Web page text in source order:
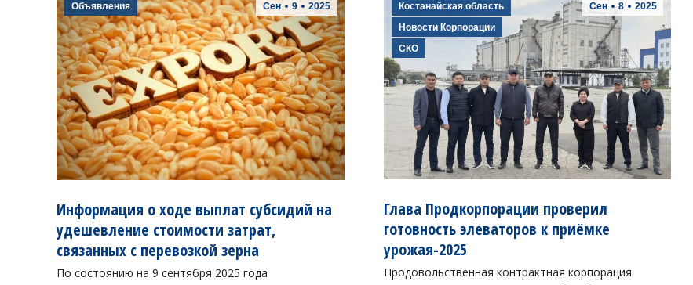
Сен 9 2025
Объявления
Информация о ходе выплат субсидий на
удешевление стоимости затрат,
связанных с перевозкой зерна
По состоянию на 9 сентября 2025 года
Сен 8 2025
Костанайская область
Новости Корпорации
СКО
Глава Продкорпорации проверил
готовность элеваторов к приёмке
урожая-2025
Продовольственная контрактная корпорация